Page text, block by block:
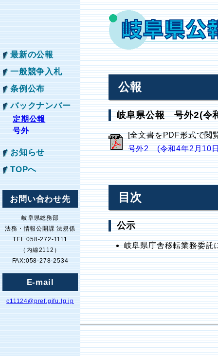
最新の公報
一般競争入札
条例公布
バックナンバー
定期公報
号外
お知らせ
TOPへ
お問い合わせ先
岐阜県総務部
法務・情報公開課 法規係
TEL:058-272-1111
（内線2112）
FAX:058-278-2534
E-mail
c11124@pref.gifu.lg.jp
公報
岐阜県公報 号外2(令
[全文書をPDF形式で閲
号外2 (令和4年2月10
目次
公示
岐阜県庁舎移転業務委